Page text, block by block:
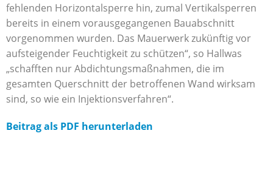
fehlenden Horizontalsperre hin, zumal Vertikalsperren
bereits in einem vorausgegangenen Bauabschnitt
vorgenommen wurden. Das Mauerwerk zukünftig vor
aufsteigender Feuchtigkeit zu schützen“, so Hallwas
„schafften nur Abdichtungsmaßnahmen, die im
gesamten Querschnitt der betroffenen Wand wirksam
sind, so wie ein Injektionsverfahren“.
Beitrag als PDF herunterladen